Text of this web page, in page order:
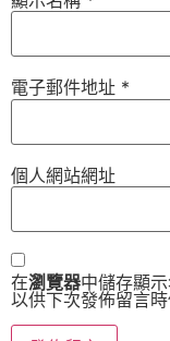
電子郵件地址 *
個人網站網址
在瀏覽器中儲存顯
以供下次發佈留言時